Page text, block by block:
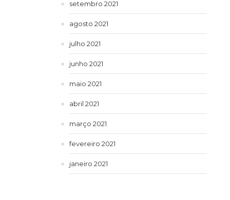
setembro 2021
agosto 2021
julho 2021
junho 2021
maio 2021
abril 2021
março 2021
fevereiro 2021
janeiro 2021